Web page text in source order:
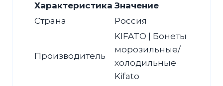
Характеристика Значение
Страна
Россия
Производитель
KIFATO | Бонеты
морозильные/
холодильные
Kifato